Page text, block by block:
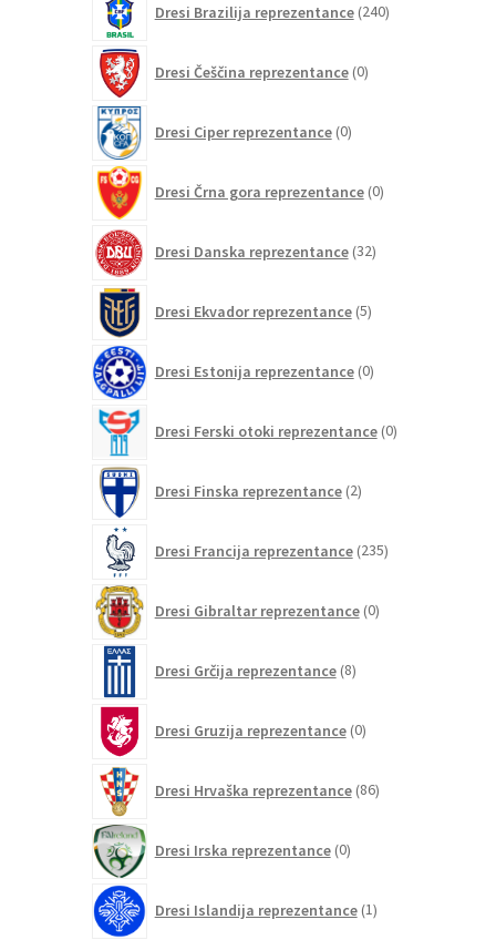
Dresi Brazilija reprezentance 240izdelkov
Dresi Češčina reprezentance 0izdelkov
Dresi Ciper reprezentance 0izdelkov
Dresi Črna gora reprezentance 0izdelkov
Dresi Danska reprezentance 32izdelkov
Dresi Ekvador reprezentance 5izdelkov
Dresi Estonija reprezentance 0izdelkov
Dresi Ferski otoki reprezentance 0izdelkov
Dresi Finska reprezentance 2izdelka
Dresi Francija reprezentance 235izdelkov
Dresi Gibraltar reprezentance 0izdelkov
Dresi Grčija reprezentance 8izdelkov
Dresi Gruzija reprezentance 0izdelkov
Dresi Hrvaška reprezentance 86izdelkov
Dresi Irska reprezentance 0izdelkov
Dresi Islandija reprezentance 1izdelek